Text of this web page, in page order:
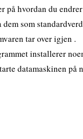
på hvordan du
som
tar over igjen .
installerer
datamaskinen på